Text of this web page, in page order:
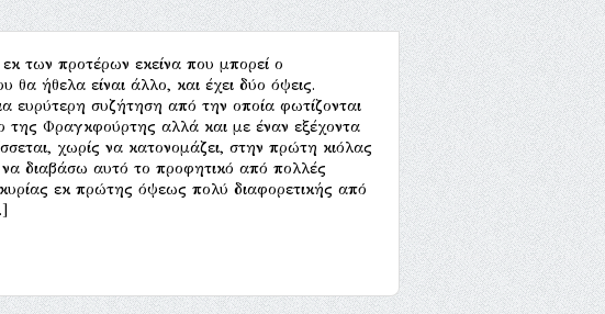
των προτέρων εκείνα που μπορεί ο
θα ήθελα είναι άλλο, και έχει δύο όψεις.
ευρύτερη συζήτηση από την οποία φωτίζονται
της Φραγκφούρτης αλλά και με έναν εξέχοντα
χωρίς να κατονομάζει, στην πρώτη κιόλας
διαβάσω αυτό το προφητικό από πολλές
εκ πρώτης όψεως πολύ διαφορετικής από